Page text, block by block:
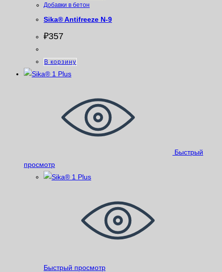
Добавки в бетон
Sika® Antifreeze N-9
₽357
В корзину
Быстрый
просмотр
Быстрый просмотр